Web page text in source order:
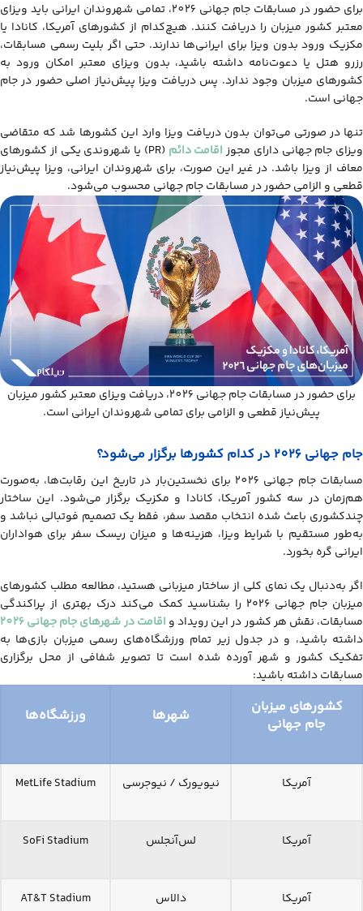
برای حضور در مسابقات جام جهانی 2026، تمامی شهروندان ایرانی باید ویزای
معتبر کشور میزبان را دریافت کنند. هیچ‌کدام از کشورهای آمریکا، کانادا یا
مکزیک ورود بدون ویزا برای ایرانی‌ها ندارند. حتی اگر بلیت رسمی مسابقات،
رزرو هتل یا دعوت‌نامه داشته باشید، بدون ویزای معتبر امکان ورود به
کشورهای میزبان وجود ندارد. پس دریافت ویزا پیش‌نیاز اصلی حضور در جام
جهانی است.
تنها در صورتی می‌توان بدون دریافت ویزا وارد این کشورها شد که متقاضی
ویزای جام جهانی دارای مجوز اقامت دائم
(PR) یا شهروندی یکی از کشورهای
معاف از ویزا باشد. در غیر این صورت، برای شهروندان ایرانی، ویزا پیش‌نیاز
قطعی و الزامی حضور در مسابقات جام جهانی محسوب می‌شود.
برای حضور در مسابقات جام جهانی 2026، دریافت ویزای معتبر کشور میزبان
پیش‌نیاز قطعی و الزامی برای تمامی شهروندان ایرانی است.
جام جهانی 2026 در کدام کشورها برگزار می‌شود؟
مسابقات جام جهانی 2026 برای نخستین‌بار در تاریخ این رقابت‌ها، به‌صورت
هم‌زمان در سه کشور آمریکا، کانادا و مکزیک برگزار می‌شود. این ساختار
چندکشوری باعث شده انتخاب مقصد سفر، فقط یک تصمیم فوتبالی نباشد و
به‌طور مستقیم با شرایط ویزا، هزینه‌ها و میزان ریسک سفر برای هواداران
ایرانی گره بخورد.
اگر به‌دنبال یک نمای کلی از ساختار میزبانی هستید، مطالعه مطلب کشورهای
میزبان جام جهانی ۲۰۲۶ را بشناسید کمک می‌کند درک بهتری از پراکندگی
مسابقات، نقش هر کشور در این رویداد و اقامت در شهرهای جام جهانی 2026
داشته باشید، و در جدول زیر تمام ورزشگاه‌های رسمی میزبان بازی‌ها به
تفکیک کشور و شهر آورده شده است تا تصویر شفافی از محل برگزاری
مسابقات داشته باشید:
کشورهای میزبان
جام جهانی
شهرها ورزشگاه‌ها
آمریکا نیویورک / نیوجرسی MetLife Stadium
آمریکا لس‌آنجلس SoFi Stadium
آمریکا دالاس AT&T Stadium